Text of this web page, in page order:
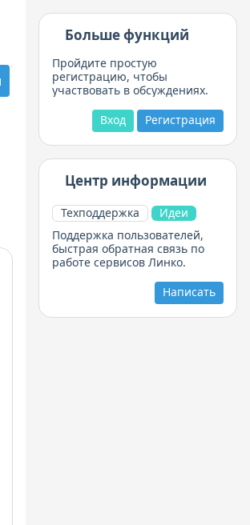
Больше функций
Пройдите простую
регистрацию, чтобы
участвовать в обсуждениях.
Регистрация
Вход
Центр информации
Техподдержка
Идеи
Поддержка пользователей,
быстрая обратная связь по
работе сервисов Линко.
Написать